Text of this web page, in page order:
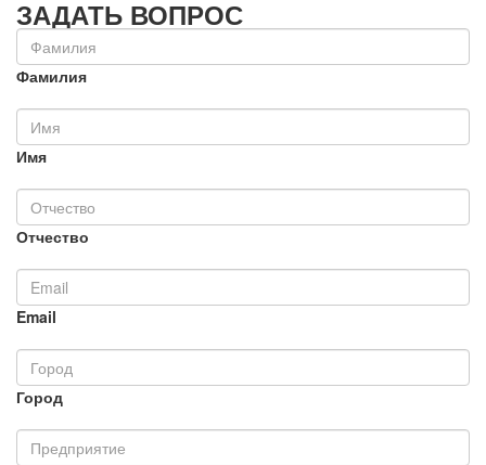
ЗАДАТЬ ВОПРОС
Фамилия
Имя
Отчество
Email
Город